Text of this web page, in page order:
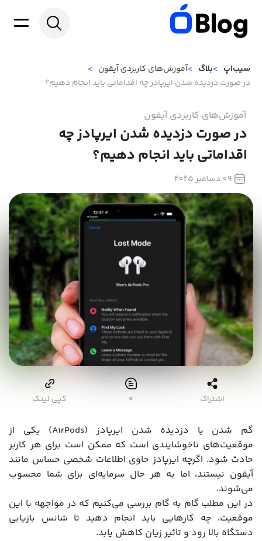
سیب‌اپ بلاگ
آموزش‌های کاربردی آیفون
در صورت دزدیده شدن ایرپادز چه اقداماتی باید انجام دهیم؟
آموزش‌های کاربردی آیفون
در صورت دزدیده شدن ایرپادز چه
اقداماتی باید انجام دهیم؟
09 دسامبر 2025
اشتراک ۰ کپی لینک
گم شدن یا دزدیده شدن ایرپادز (AirPods) یکی از
موقعیت‌های ناخوشایندی است که ممکن است برای هر کاربر
حادث شود. اگرچه ایرپادز حاوی اطلاعات شخصی حساس مانند
آیفون نیستند، اما به هر حال سرمایه‌ای برای شما محسوب
می‌شوند.
در این مطلب گام به گام بررسی می‌کنیم که در مواجهه با این
موقعیت، چه کارهایی باید انجام دهید تا شانس بازیابی
دستگاه بالا رود و تاثیر زیان کاهش یابد.